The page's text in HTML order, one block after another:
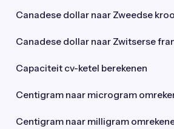
Canadese dollar naar Zweedse
Canadese dollar naar Zwitserse
Capaciteit cv-ketel berekenen
Centigram naar microgram
Centigram naar milligram